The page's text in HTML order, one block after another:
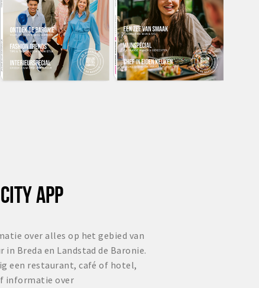
APP
over alles op het gebied van
Breda en Landstad de Baronie.
een restaurant, café of hotel,
informatie over